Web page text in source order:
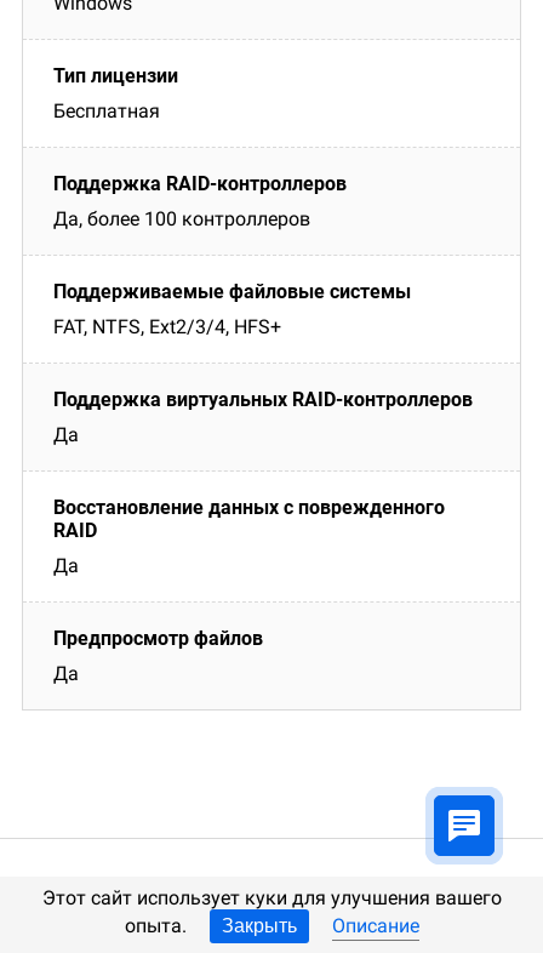
Бесплатная
Да, более 100 контроллеров
FAT, NTFS, Ext2/3/4, HFS+
Да
Да
Да
Этот сайт использует куки для улучшения вашего
опыта.
Закрыть Описание